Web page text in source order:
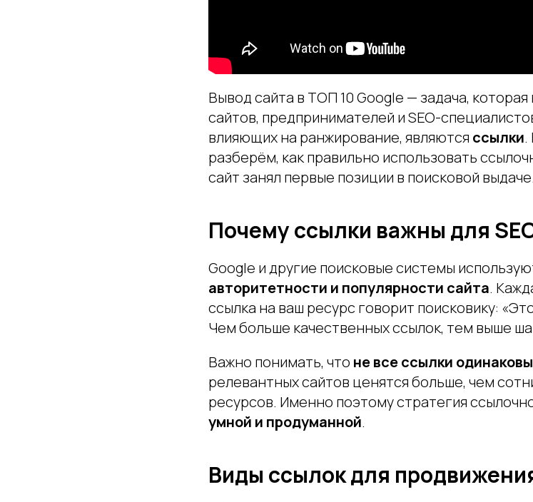
Вывод сайта в ТОП 10 Google — задача,
сайтов, предпринимателей и SEO-
влияющих на ранжирование, являются ссылки.
разберём, как правильно использовать
сайт занял первые позиции в поисковой выдаче.
Почему ссылки важны для
Google и другие поисковые системы
авторитетности и популярности сайта.
ссылка на ваш ресурс говорит поисковику:
Чем больше качественных ссылок, тем выше
Важно понимать, что не все ссылки одинаковы
релевантных сайтов ценятся больше, чем
ресурсов. Именно поэтому стратегия
умной и продуманной.
Виды ссылок для